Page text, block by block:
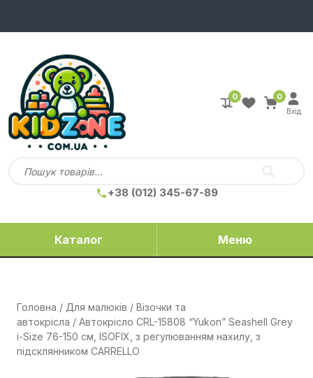
+38 (012) 345-67-89
0 0
Вхід
Каталог Меню
Головна / Для малюків / Візочки та
автокрісла / Автокрісло CRL-15808 “Yukon” Seashell Grey
i-Size 76-150 см, ISOFIX, з регулюванням нахилу, з
підсклянником CARRELLO